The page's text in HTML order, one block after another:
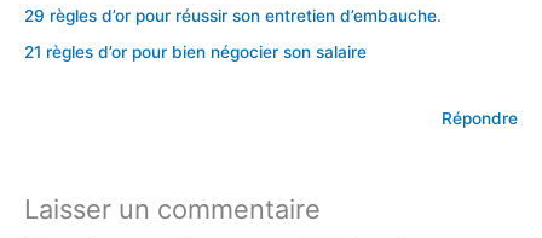
29 règles d’or pour réussir son entretien d’embauche.
21 règles d’or pour bien négocier son salaire
Répondre
Laisser un commentaire